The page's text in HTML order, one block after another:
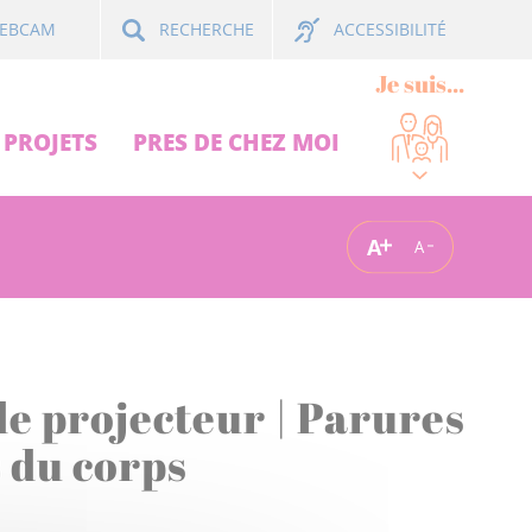
RECHERCHE ACCESSIBILITÉ
PRES DE CHEZ MOI
Je suis...
A A
projecteur | Parures
corps